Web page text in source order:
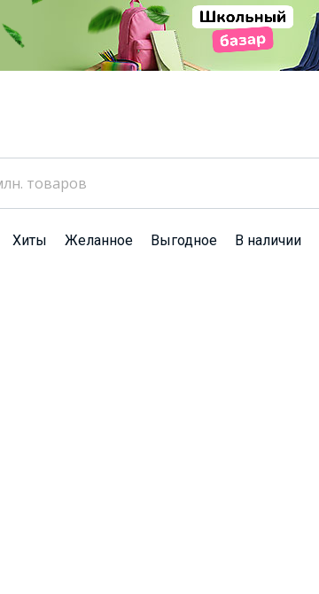
Хиты Желанное Выгодное В наличии